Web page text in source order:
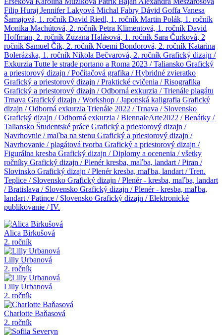
Filip Huraj Jennifer Lakyová Michal Fabry Dávid Goffa Vanesa
Šamajová, 1. ročník David Riedl, 1. ročník Martin Polák, 1. ročník
Monika Machútová, 2. ročník Petra Klimentová, 1. ročník David
Hoffman, 2. ročník Zuzana Halásová, 1. ročník Sara Čurková, 2
ročník Samuel Čík, 2. ročník Noemi Bondorová, 2. ročník Katarína
Bolerázska, 1. ročník Nikola Bečvarová, 2. ročník Grafický dizajn /
Exkurzia Tutte le strade portano a Roma 2023 / Taliansko Grafický
a priestorový dizajn / Počítačová grafika / Hybridné zvieratko
Grafický a priestorový dizajn / Praktické cvičenia / Risografika
Grafický a priestorový dizajn / Odborná exkurzia / Trienále plagátu
Trnava Grafický dizajn / Workshop / Japonská kaligrafia Grafický
dizajn / Odborná exkurzia Trienále 2022 / Trnava / Slovensko
Grafický dizajn / Odborná exkurzia / BiennaleArte2022 / Benátky /
Taliansko Študentské práce Grafický a priestorový dizajn /
Navrhovnie / maľba na stenu Grafický a priestorový dizajn /
Navrhovanie / plagátová tvorba Grafický a priestorový dizajn /
Figurálna kresba Grafický dizajn / Diplomy a ocenenia / všetky
ročníky Grafický dizajn / Plenér kresba, maľba, landart / Piran /
Slovinsko Grafický dizajn / Plenér kresba, maľba, landart / Tren.
Teplice / Slovensko Grafický dizajn / Plenér - kresba, maľba, landart
/ Bratislava / Slovensko Grafický dizajn / Plenér - kresba, maľba,
landart / Patince / Slovensko Grafický dizajn / Elektronické
publikovanie / IV.
Alica Birkušová
2. ročník
Lilly Urbanová
2. ročník
Lilly Urbanová
2. ročník
Charlotte Baňasová
2. ročník